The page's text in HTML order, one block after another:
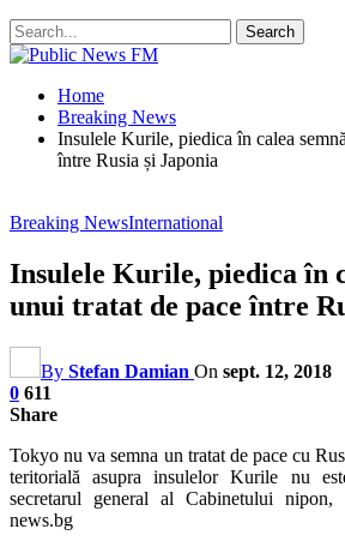
Home
Breaking News
Insulele Kurile, piedica în calea
între Rusia și Japonia
Breaking NewsInternational
Insulele Kurile, piedica în
unui tratat de pace între
By Stefan Damian On sept. 12, 2018
0 611
Share
Tokyo nu va semna un tratat de pace cu
teritorială asupra insulelor Kurile nu
secretarul general al Cabinetului
news.bg